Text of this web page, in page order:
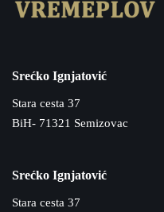
Srećko Ignjatović
Stara cesta 37
BiH- 71321 Semizovac
Srećko Ignjatović
Stara cesta 37